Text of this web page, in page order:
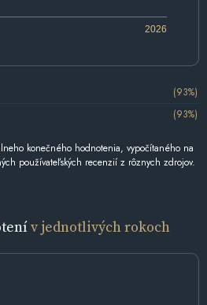
2026
(93%)
(93%)
konečného hodnotenia, vypočítaného na
používateľských recenzií z rôznych zdrojov.
v jednotlivých rokoch